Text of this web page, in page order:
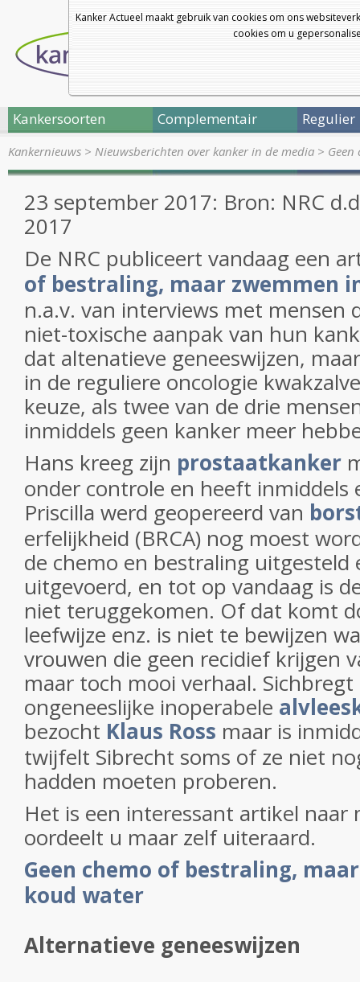
Kanker Actueel maakt gebruik van cookies om ons
cookies om u
Kankersoorten Complementair Regulier
Kankernieuws > Nieuwsberichten over kanker in de media >
23 september 2017: Bron: NRC
2017
De NRC publiceert vandaag een
of bestraling, maar zwemmen
n.a.v. van interviews met mensen
niet-toxische aanpak van hun
dat altenatieve geneeswijzen,
in de reguliere oncologie
keuze, als twee van de drie
inmiddels geen kanker meer
Hans kreeg zijn prostaatkanker
onder controle en heeft inmiddels
Priscilla werd geopereerd van
erfelijkheid (BRCA) nog moest
de chemo en bestraling uitgesteld
uitgevoerd, en tot op vandaag is
niet teruggekomen. Of dat komt
leefwijze enz. is niet te bewijzen
vrouwen die geen recidief krijgen
maar toch mooi verhaal.
ongeneeslijke inoperabele
bezocht Klaus Ross maar is
twijfelt Sibrecht soms of ze niet
hadden moeten proberen.
Het is een interessant artikel naar
oordeelt u maar zelf uiteraard.
Geen chemo of bestraling,
koud water
Alternatieve geneeswijzen